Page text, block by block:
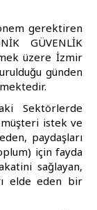
gerektiren
GÜVENLİK
üzere İzmir
günden
Sektörlerde
istek ve
paydaşları
için fayda
sağlayan,
elde eden bir